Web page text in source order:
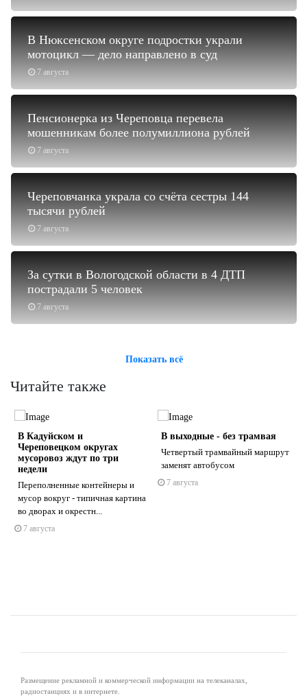
7 августа
В Нюксенском округе подростки украли
мотоцикл — дело направлено в суд
7 августа
Пенсионерка из Череповца перевела
мошенникам более полумиллиона рублей
7 августа
Череповчанка украла со счёта сестры 144
тысячи рублей
7 августа
За сутки в Вологодской области в 4 ДТП
пострадали 5 человек
Показать всё
Читайте также
В Кадуйском и
Череповецком округах
мусоровоз ждут по три
недели
Переполненные контейнеры и
мусор вокруг - типичная картина
во дворах и окрестн...
7 августа
В выходные - без трамвая
Четвертый трамвайный маршрут
заменят автобусом
7 августа
Размещение рекламной и коммерческой информации на телеканалах,
радиостанциях и в интернете.